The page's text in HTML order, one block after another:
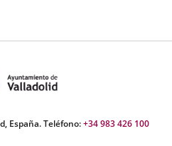
España. Teléfono:+34 983 426 100